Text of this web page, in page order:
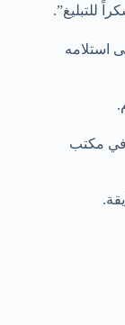
للتبليغ”.
استلامه
في مكتب